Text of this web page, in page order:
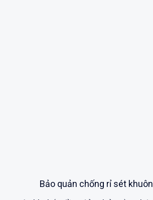
Bảo quản chống rỉ sét